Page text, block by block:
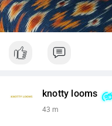
knotty looms
43 m